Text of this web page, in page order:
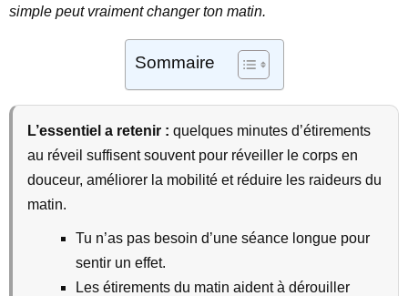
simple peut vraiment changer ton matin.
Sommaire
L’essentiel a retenir : quelques minutes d’étirements
au réveil suffisent souvent pour réveiller le corps en
douceur, améliorer la mobilité et réduire les raideurs du
matin.
Tu n’as pas besoin d’une séance longue pour
sentir un effet.
Les étirements du matin aident à dérouiller